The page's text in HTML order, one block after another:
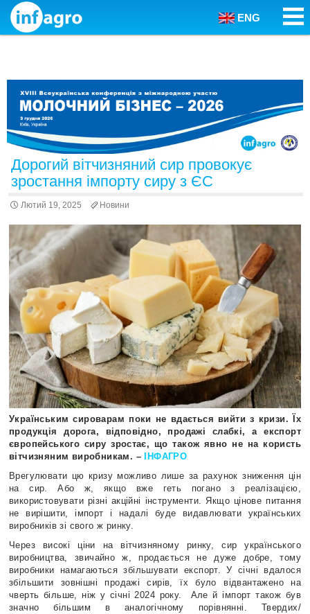
Skip to content
ENG
Дорогий вітчизняний сир провокує
зростання імпорту сиру з ЄС
Лютий 19, 2025 Новини
Українським сироварам поки не вдається вийти з кризи. Їх
продукція дорога, відповідно, продажі слабкі, а експорт
європейського сиру зростає, що також явно не на користь
вітчизняним виробникам. –
ІНФАГРО
Врегулювати цю кризу можливо лише за рахунок зниження цін
на сир.Або ж, якщо вже геть погано з реалізацією,
використовувати різні акційні інструменти. Якщо цінове питання
не вирішити, імпорт і надалі буде видавлювати українських
виробників зі свого ж ринку.
Через високі ціни на вітчизняному ринку, сир українського
виробництва, звичайно ж, продається не дуже добре, тому
виробники намагаються збільшувати експорт. У січні вдалося
збільшити зовнішні продажі сирів, їх було відвантажено на
чверть більше, ніж у січні 2024 року.
Але й імпорт також був
значно більшим в аналогічному порівнянні. Твердих/